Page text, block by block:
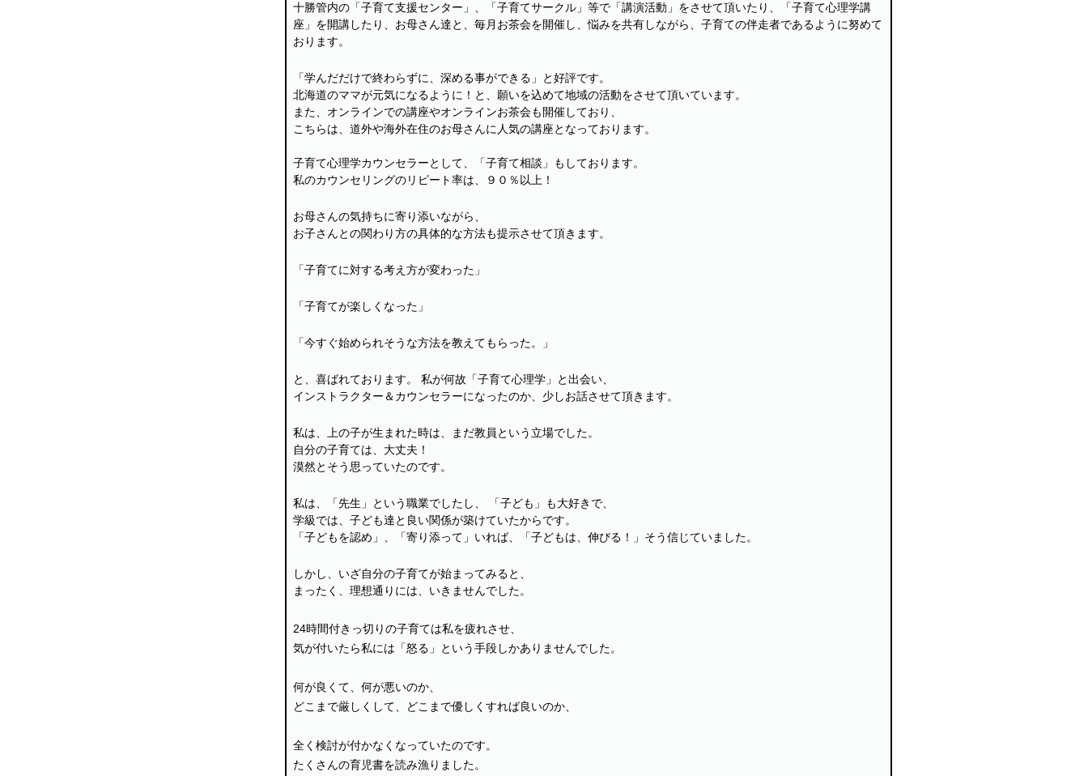
十勝管内の「子育て支援センター」、「子育てサークル」等で「講演活動」をさせて頂いたり、「子育て心理学講
座」を開講したり、お母さん達と、毎月お茶会を開催し、悩みを共有しながら、子育ての伴走者であるように努めて
おります。
「学んだだけで終わらずに、深める事ができる」と好評です。
北海道のママが元気になるように！と、願いを込めて地域の活動をさせて頂いています。
また、オンラインでの講座やオンラインお茶会も開催しており、
こちらは、道外や海外在住のお母さんに人気の講座となっております。
子育て心理学カウンセラーとして、「子育て相談」もしております。
私のカウンセリングのリピート率は、９０％以上！
お母さんの気持ちに寄り添いながら、
お子さんとの関わり方の具体的な方法も提示させて頂きます。
「子育てに対する考え方が変わった」
「子育てが楽しくなった」
「今すぐ始められそうな方法を教えてもらった。」
と、喜ばれております。 私が何故「子育て心理学」と出会い、
インストラクター＆カウンセラーになったのか、少しお話させて頂きます。
私は、上の子が生まれた時は、まだ教員という立場でした。
自分の子育ては、大丈夫！
漠然とそう思っていたのです。
私は、「先生」という職業でしたし、 「子ども」も大好きで、
学級では、子ども達と良い関係が築けていたからです。
「子どもを認め」、「寄り添って」いれば、「子どもは、伸びる！」そう信じていました。
しかし、いざ自分の子育てが始まってみると、
まったく、理想通りには、いきませんでした。
24時間付きっ切りの子育ては私を疲れさせ、
気が付いたら私には「怒る」という手段しかありませんでした。
何が良くて、何が悪いのか、
どこまで厳しくして、どこまで優しくすれば良いのか、
全く検討が付かなくなっていたのです。
たくさんの育児書を読み漁りました。